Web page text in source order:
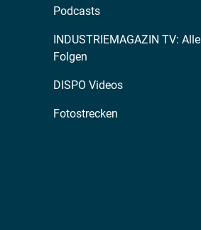
Podcasts
INDUSTRIEMAGAZIN TV: Alle
Folgen
DISPO Videos
Fotostrecken